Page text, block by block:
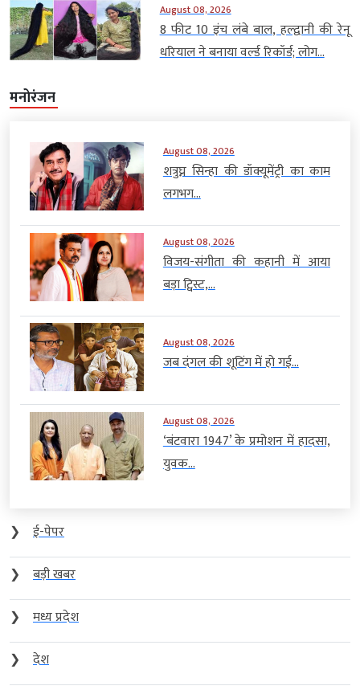
August 08, 2026
8 फीट 10 इंच लंबे बाल, हल्द्वानी की रेनू
धरियाल ने बनाया वर्ल्ड रिकॉर्ड; लोग...
मनोरंजन
August 08, 2026
शत्रुघ्न सिन्हा की डॉक्यूमेंट्री का काम
लगभग...
August 08, 2026
विजय-संगीता की कहानी में आया
बड़ा ट्विस्ट,...
August 08, 2026
जब दंगल की शूटिंग में हो गई...
August 08, 2026
‘बंटवारा 1947’ के प्रमोशन में हादसा,
युवक...
❯
ई-पेपर
❯
बड़ी खबर
❯
मध्य प्रदेश
❯
देश